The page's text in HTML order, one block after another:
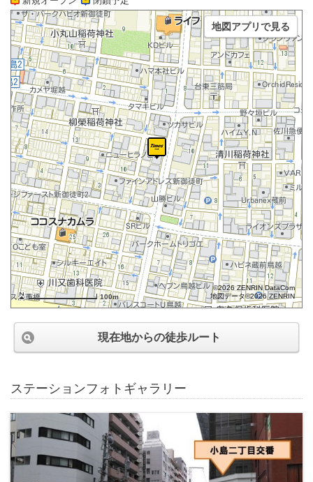
100m
©2026 ZENRIN DataCom
地図データ©2026 ZENRIN
地図アプリで見る
現在地からの徒歩ルート
ステーションフォトギャラリー